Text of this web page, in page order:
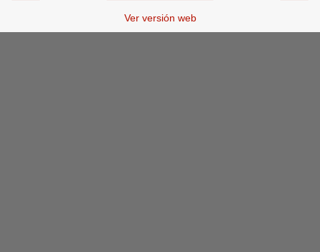
Ver versión web